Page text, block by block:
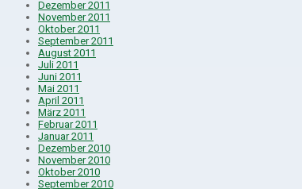
Dezember 2011
November 2011
Oktober 2011
September 2011
August 2011
Juli 2011
Juni 2011
Mai 2011
April 2011
März 2011
Februar 2011
Januar 2011
Dezember 2010
November 2010
Oktober 2010
September 2010